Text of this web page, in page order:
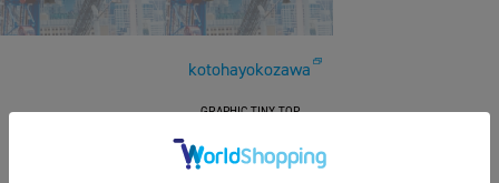
kotohayokozawa
GRAPHIC TINY TOP
￥24,200 税込
220ポイント付与